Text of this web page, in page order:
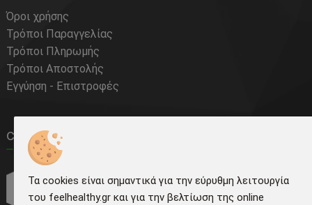
Όροι χρήσης
Τρόποι Παραγγελίας
Τρόποι Πληρωμής
Τρόποι Αποστολής
Εγγύηση - Επιστροφές
Courier Tracking
Τα cookies είναι σημαντικά για την εύρυθμη λειτουργία
του feelhealthy.gr και για την βελτίωση της online